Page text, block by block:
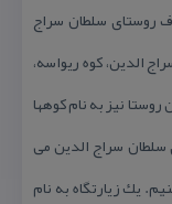
روستای سلطان سراج
الدین، كوه ریواسه،
نیز به نام كوهها
سراج الدین می
یك زیارتگاه به نام